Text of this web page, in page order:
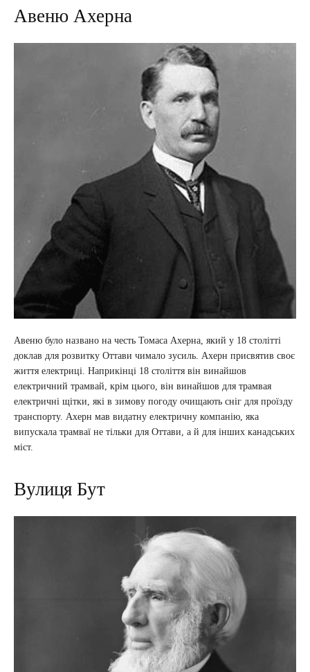
Авеню Ахерна
Авеню було названо на честь Томаса Ахерна, який у 18 столітті
доклав для розвитку Оттави чимало зусиль. Ахерн присвятив своє
життя електриці. Наприкінці 18 століття він винайшов
електричний трамвай, крім цього, він винайшов для трамвая
електричні щітки, які в зимову погоду очищають сніг для проїзду
транспорту. Ахерн мав видатну електричну компанію, яка
випускала трамваї не тільки для Оттави, а й для інших канадських
міст.
Вулиця Бут